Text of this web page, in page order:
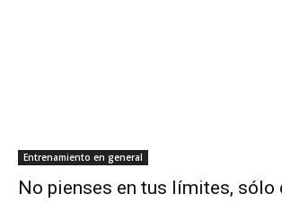
Entrenamiento en general
No pienses en tus límites, sólo